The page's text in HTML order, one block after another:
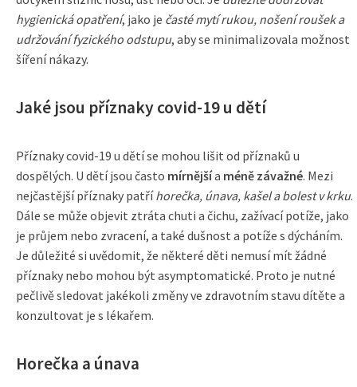
hygienická opatření, jako je časté mytí rukou, nošení roušek a
udržování fyzického odstupu, aby se minimalizovala možnost
šíření nákazy.
Jaké jsou příznaky covid-19 u dětí
Příznaky covid-19 u dětí se mohou lišit od příznaků u
dospělých. U dětí jsou často mírnějšía méně závažné. Mezi
nejčastější příznaky patříhorečka, únava, kašel a bolest v krku.
Dále se může objevit ztráta chuti a čichu, zažívací potíže, jako
je průjem nebo zvracení, a také dušnost a potíže s dýcháním.
Je důležité si uvědomit, že některé děti nemusí mít žádné
příznaky nebo mohou být asymptomatické. Proto je nutné
pečlivě sledovat jakékoli změny ve zdravotním stavu dítěte a
konzultovat je s lékařem.
Horečka a únava